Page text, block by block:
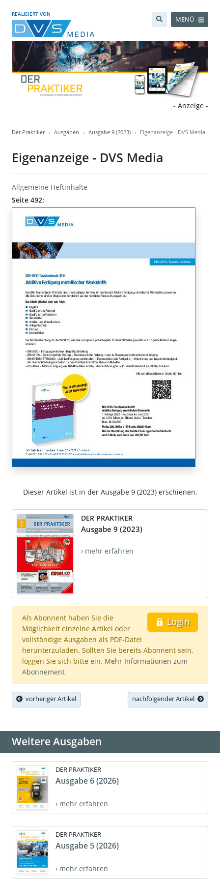
REALISIERT VON
MENÜ
- Anzeige -
Der Praktiker Ausgaben Ausgabe 9 (2023) Eigenanzeige - DVS Media
Eigenanzeige - DVS Media
Allgemeine Heftinhalte
Seite 492:
Dieser Artikel ist in der Ausgabe 9 (2023) erschienen.
DER PRAKTIKER
Ausgabe 9 (2023)
› mehr erfahren
Login
Als Abonnent haben Sie die
Möglichkeit einzelne Artikel oder
vollständige Ausgaben als PDF-Datei
herunterzuladen. Sollten Sie bereits Abonnent sein,
loggen Sie sich bitte ein. Mehr Informationen zum
Abonnement
vorheriger Artikel nachfolgender Artikel
Weitere Ausgaben
DER PRAKTIKER
Ausgabe 6 (2026)
› mehr erfahren
DER PRAKTIKER
Ausgabe 5 (2026)
› mehr erfahren